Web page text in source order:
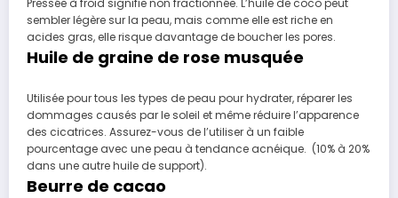
Pressée à froid signifie non fractionnée. L’huile de coco peut
sembler légère sur la peau, mais comme elle est riche en
acides gras, elle risque davantage de boucher les pores.
Huile de graine de rose musquée
Utilisée pour tous les types de peau pour hydrater, réparer les
dommages causés par le soleil et même réduire l’apparence
des cicatrices. Assurez-vous de l’utiliser à un faible
pourcentage avec une peau à tendance acnéique. (10% à 20%
dans une autre huile de support).
Beurre de cacao